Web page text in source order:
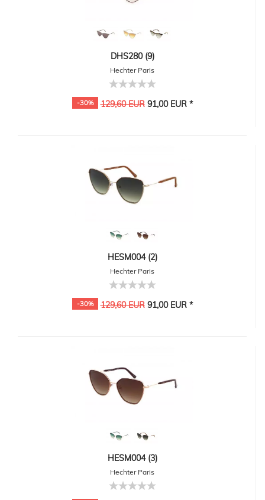
DHS280 (9)
Hechter Paris
-30% 129,60 EUR91,00 EUR *
HESM004 (2)
Hechter Paris
-30% 129,60 EUR91,00 EUR *
HESM004 (3)
Hechter Paris